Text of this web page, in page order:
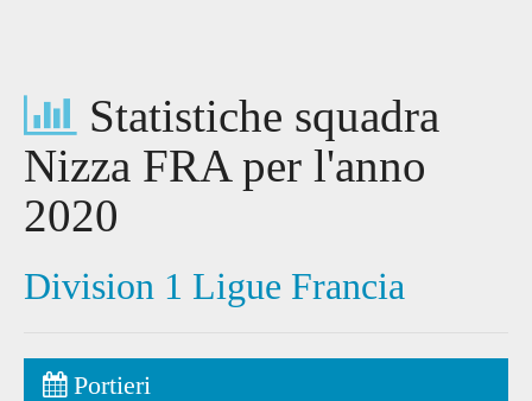
Statistiche squadra
Nizza FRA per l'anno
2020
Division 1 Ligue Francia
Portieri